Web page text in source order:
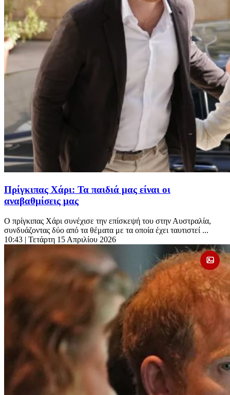
Πρίγκιπας Χάρι: Τα παιδιά μας είναι οι
αναβαθμίσεις μας
Ο πρίγκιπας Χάρι συνέχισε την επίσκεψή του στην Αυστραλία,
συνδυάζοντας δύο από τα θέματα με τα οποία έχει ταυτιστεί ...
10:43 | Τετάρτη 15 Απριλίου 2026